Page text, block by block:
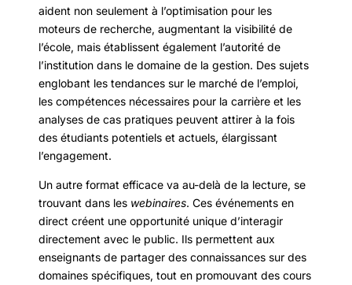
aident non seulement à l’optimisation pour les
moteurs de recherche, augmentant la visibilité de
l’école, mais établissent également l’autorité de
l’institution dans le domaine de la gestion. Des sujets
englobant les tendances sur le marché de l’emploi,
les compétences nécessaires pour la carrière et les
analyses de cas pratiques peuvent attirer à la fois
des étudiants potentiels et actuels, élargissant
l’engagement.
Un autre format efficace va au-delà de la lecture, se
trouvant dans les webinaires. Ces événements en
direct créent une opportunité unique d’interagir
directement avec le public. Ils permettent aux
enseignants de partager des connaissances sur des
domaines spécifiques, tout en promouvant des cours